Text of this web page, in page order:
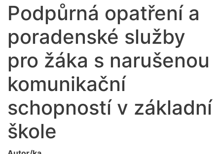
Podpůrná opatření a
poradenské služby
pro žáka s narušenou
komunikační
schopností v základní
škole